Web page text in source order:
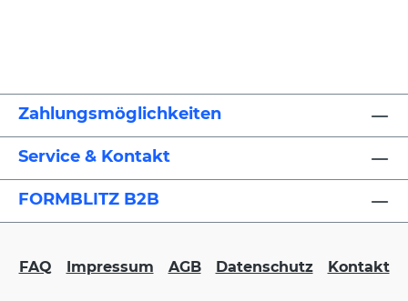
Zahlungsmöglichkeiten
Service & Kontakt
FORMBLITZ B2B
FAQ Impressum AGB Datenschutz Kontakt